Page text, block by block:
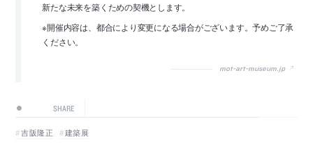
新たな未来を築くための契機とします。
※開催内容は、都合により変更になる場合がございます。予めご了承
ください。
mot-art-museum.jp
SHARE
吉阪隆正 建築展